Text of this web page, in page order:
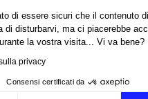
di essere sicuri che il contenuto
di disturbarvi, ma ci piacerebbe
la vostra visita... Vi va bene?
privacy
Consensi certificati da
47 mercati
Nespresso